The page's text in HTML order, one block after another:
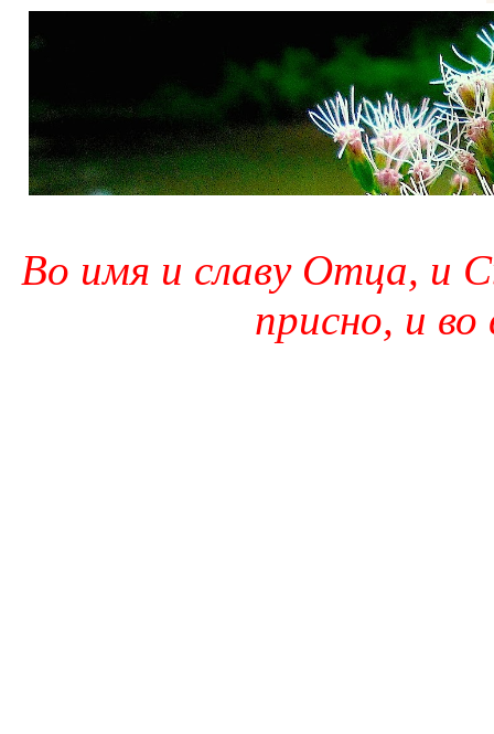
Во имя и славу Отца, и
присно, и во